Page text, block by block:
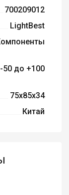
700209012
LightBest
50 до +100
75x85x34
Китай